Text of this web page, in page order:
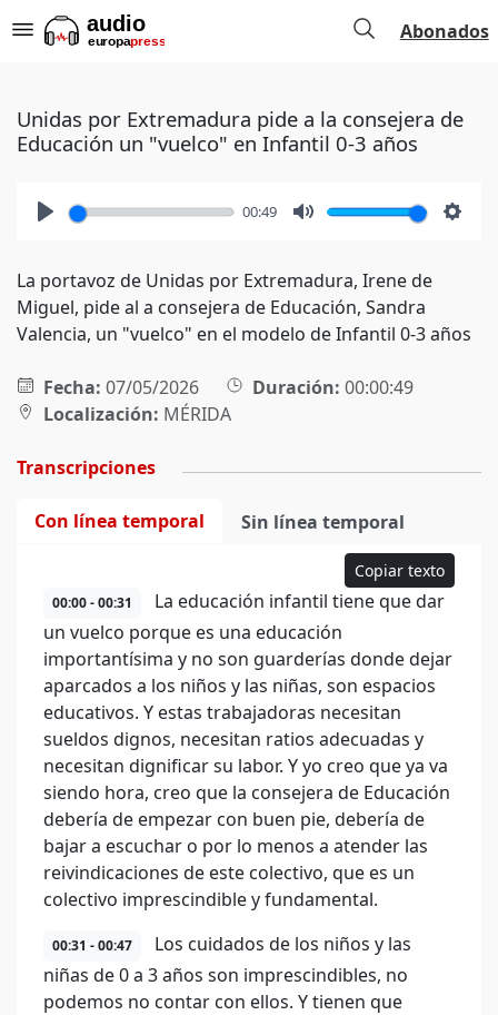
Abonados
Unidas por Extremadura pide a la consejera de
Educación un "vuelco" en Infantil 0-3 años
00:49
La portavoz de Unidas por Extremadura, Irene de
Miguel, pide al a consejera de Educación, Sandra
Valencia, un "vuelco" en el modelo de Infantil 0-3 años
Fecha: 07/05/2026 Duración: 00:00:49
Localización: MÉRIDA
Transcripciones
Con línea temporal Sin línea temporal
Copiar texto
00:00 - 00:31
La educación infantil tiene que dar
un vuelco porque es una educación
importantísima y no son guarderías donde dejar
aparcados a los niños y las niñas, son espacios
educativos. Y estas trabajadoras necesitan
sueldos dignos, necesitan ratios adecuadas y
necesitan dignificar su labor. Y yo creo que ya va
siendo hora, creo que la consejera de Educación
debería de empezar con buen pie, debería de
bajar a escuchar o por lo menos a atender las
reivindicaciones de este colectivo, que es un
colectivo imprescindible y fundamental.
00:31 - 00:47
Los cuidados de los niños y las
niñas de 0 a 3 años son imprescindibles, no
podemos no contar con ellos. Y tienen que